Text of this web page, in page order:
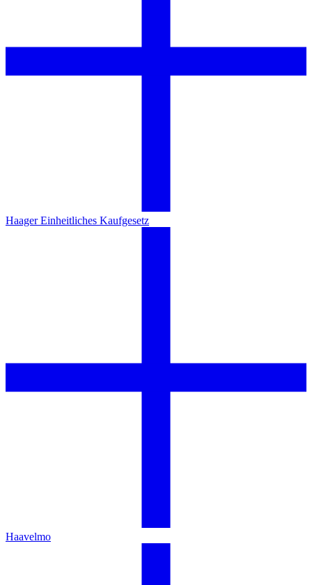
Haager Einheitliches Kaufgesetz
Haavelmo